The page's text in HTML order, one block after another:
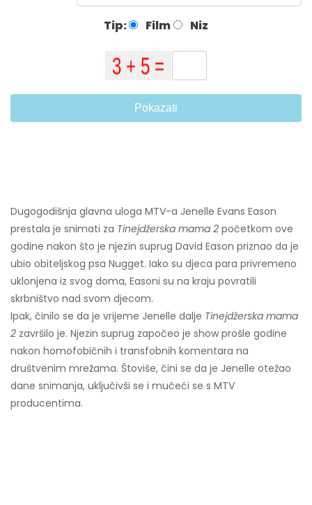
Tip: Film Niz
Pokazati
Dugogodišnja glavna uloga MTV-a Jenelle Evans Eason
prestala je snimati za Tinejdžerska mama 2 početkom ove
godine nakon što je njezin suprug David Eason priznao da je
ubio obiteljskog psa Nugget. Iako su djeca para privremeno
uklonjena iz svog doma, Easoni su na kraju povratili
skrbništvo nad svom djecom.
Ipak, činilo se da je vrijeme Jenelle dalje Tinejdžerska mama
2 završilo je. Njezin suprug započeo je show prošle godine
nakon homofobičnih i transfobnih komentara na
društvenim mrežama. Štoviše, čini se da je Jenelle otežao
dane snimanja, uključivši se i mučeći se s MTV
producentima.